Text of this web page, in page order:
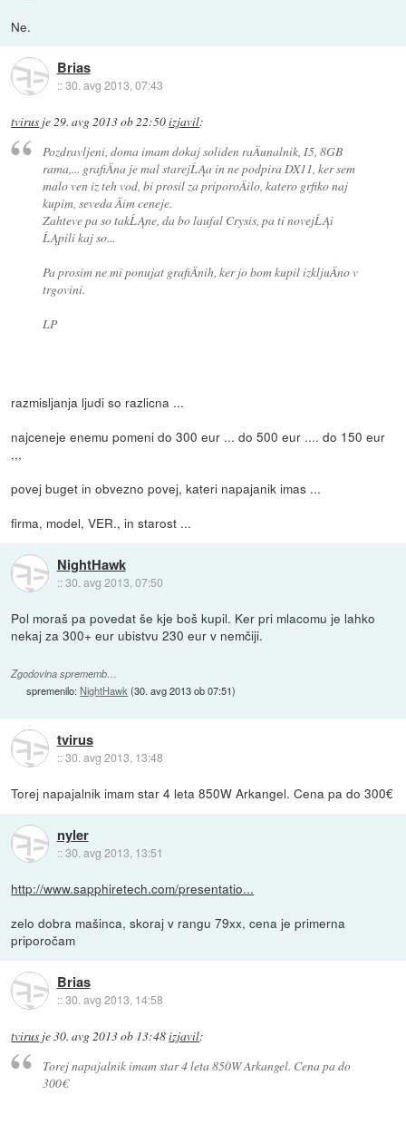
Ne.
Brias
::30. avg 2013, 07:43
tvirus je29. avg 2013 ob 22:50izjavil:
Pozdravljeni, doma imam dokaj soliden raÄunalnik, I5, 8GB
rama,... grafiÄna je mal starejĹĄa in ne podpira DX11, ker sem
malo ven iz teh vod, bi prosil za priporoÄilo, katero grfiko naj
kupim, seveda Äim ceneje.
Zahteve pa so takĹĄne, da bo laufal Crysis, pa ti novejĹĄi
ĹĄpili kaj so...
Pa prosim ne mi ponujat grafiÄnih, ker jo bom kupil izkljuÄno v
trgovini.
LP
razmisljanja ljudi so razlicna ...
najceneje enemu pomeni do 300 eur ... do 500 eur .... do 150 eur
,,,
povej buget in obvezno povej, kateri napajanik imas ...
firma, model, VER., in starost ...
NightHawk
::30. avg 2013, 07:50
Pol moraš pa povedat še kje boš kupil. Ker pri mlacomu je lahko
nekaj za 300+ eur ubistvu 230 eur v nemčiji.
Zgodovina sprememb…
spremenilo:NightHawk (30. avg 2013 ob 07:51)
tvirus
::30. avg 2013, 13:48
Torej napajalnik imam star 4 leta 850W Arkangel. Cena pa do 300€
nyler
::30. avg 2013, 13:51
http://www.sapphiretech.com/presentatio...
zelo dobra mašinca, skoraj v rangu 79xx, cena je primerna
priporočam
Brias
::30. avg 2013, 14:58
tvirus je30. avg 2013 ob 13:48izjavil:
Torej napajalnik imam star 4 leta 850W Arkangel. Cena pa do
300€